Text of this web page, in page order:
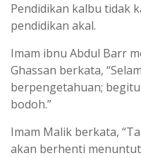
Pendidikan kalbu tidak
pendidikan akal.
Imam ibnu Abdul Barr
Ghassan berkata,
berpengetahuan;
bodoh.”
Imam Malik berkata,
akan berhenti menuntut